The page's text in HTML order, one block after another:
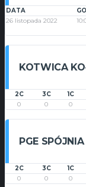
DATA
26 listopada 2022
KOTWICA
2C 3C 1C
0
0 0
PGE
2C 3C 1C
0
0 0